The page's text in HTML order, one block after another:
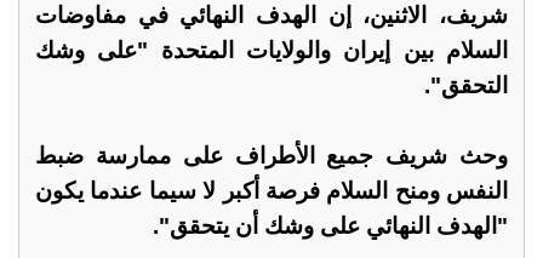
شريف، الاثنين، إن الهدف النهائي في مفاوضات
السلام بين إيران والولايات المتحدة "على وشك
التحقق".
وحث شريف جميع الأطراف على ممارسة ضبط
النفس ومنح السلام فرصة أكبر لا سيما عندما يكون
"الهدف النهائي على وشك أن يتحقق".